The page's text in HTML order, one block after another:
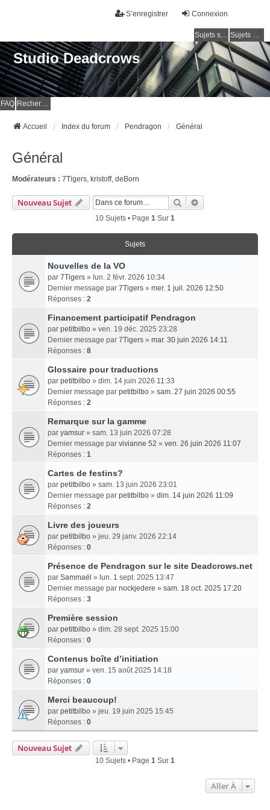
Connexion
S’enregistrer
Sujets sans réponse Sujets actifs
Studio Deadcrows
FAQ Rechercher
Accueil Index du forum Pendragon Général
Général
Modérateurs : 7Tigers, kristoff, deBorn
Nouveau Sujet Rechercher
10 Sujets • Page 1 Sur 1
Sujets
Nouvelles de la VO
par 7Tigers » lun. 2 févr. 2026 10:34
Dernier message par 7Tigers » mer. 1 juil. 2026 12:50
Réponses : 2
Financement participatif Pendragon
par petitbilbo » ven. 19 déc. 2025 23:28
Dernier message par 7Tigers » mar. 30 juin 2026 14:11
Réponses : 8
Glossaire pour traductions
par petitbilbo » dim. 14 juin 2026 11:33
Dernier message par petitbilbo » sam. 27 juin 2026 00:55
Réponses : 2
Remarque sur la gamme
par yamsur » sam. 13 juin 2026 07:28
Dernier message par vivianne 52 » ven. 26 juin 2026 11:07
Réponses : 1
Cartes de festins?
par petitbilbo » sam. 13 juin 2026 23:01
Dernier message par petitbilbo » dim. 14 juin 2026 11:09
Réponses : 2
Livre des joueurs
par petitbilbo » jeu. 29 janv. 2026 22:14
Réponses : 0
Présence de Pendragon sur le site Deadcrows.net
par Sammaël » lun. 1 sept. 2025 13:47
Dernier message par nockjedere » sam. 18 oct. 2025 17:20
Réponses : 3
Première session
par petitbilbo » dim. 28 sept. 2025 15:00
Réponses : 0
Contenus boîte d’initiation
par yamsur » ven. 15 août 2025 14:18
Réponses : 0
Merci beaucoup!
par petitbilbo » jeu. 19 juin 2025 15:45
Réponses : 0
Nouveau Sujet
10 Sujets • Page 1 Sur 1
Aller À